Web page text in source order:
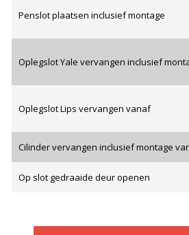
Penslot plaatsen inclusief montage
Oplegslot Yale vervangen inclusief
Oplegslot Lips vervangen vanaf
Cilinder vervangen inclusief montage
Op slot gedraaide deur openen